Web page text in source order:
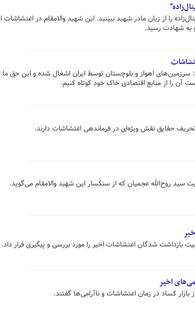
را از زبان مادر شهید ببینید. این شهید والامقام در اغتشاشات
شهادت رسید.
اهواز و بلوچستان توسط ایران اشغال شده و این حق ما
آن را از منابع اقتصادی خاک خود کوتاه کنیم.
حقایق نقش ویژه‌ای در فرماندهی اغتشاشات دارند.
سید روح‌الله عجمیان که از سنکسار این شهید والامقام می‌گوید.
بازداشت شدگان اغتشاشات اخیر را مورد بررسی و پیگیری قرار داد.
اخیر
کساد در زمان اغتشاشات و ناآرامی‌ها گفتند.